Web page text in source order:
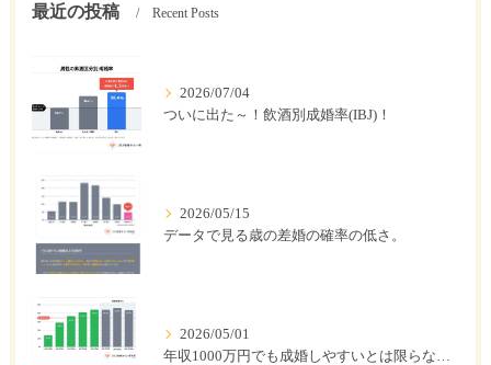
最近の投稿 Recent Posts
2026/07/04
ついに出た～！飲酒別成婚率(IBJ)！
2026/05/15
データで見る歳の差婚の確率の低さ。
2026/05/01
年収1000万円でも成婚しやすいとは限らない? 「年収帯別の成婚率」のリアル